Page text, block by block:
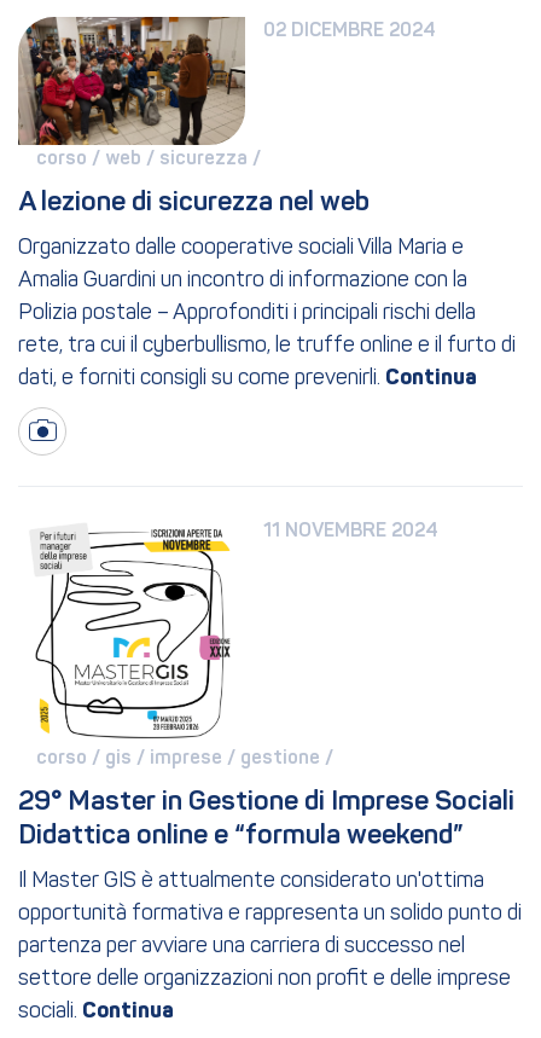
02 DICEMBRE 2024
corso / web / sicurezza /
A lezione di sicurezza nel web
Organizzato dalle cooperative sociali Villa Maria e
Amalia Guardini un incontro di informazione con la
Polizia postale – Approfonditi i principali rischi della
rete, tra cui il cyberbullismo, le truffe online e il furto di
dati, e forniti consigli su come prevenirli.
11 NOVEMBRE 2024
corso / gis / imprese / gestione /
29° Master in Gestione di Imprese Sociali
Didattica online e “formula weekend”
Il Master GIS è attualmente considerato un'ottima
opportunità formativa e rappresenta un solido punto di
partenza per avviare una carriera di successo nel
settore delle organizzazioni non profit e delle imprese
sociali.